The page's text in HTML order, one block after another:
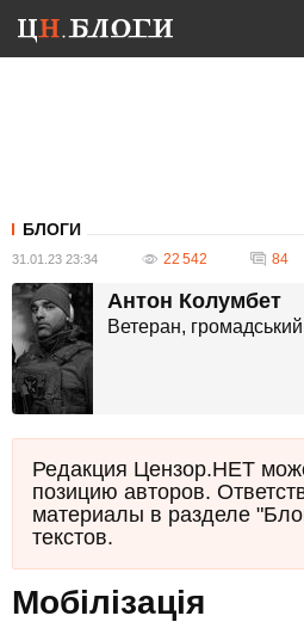
БЛОГИ
31.01.23 23:34 22 542 84
Антон Колумбет
Ветеран, громадський
Редакция Цензор.НЕТ
позицию авторов.
материалы в разделе
текстов.
Мобілізація